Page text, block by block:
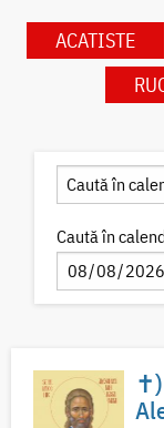
ACATISTE
Caută în